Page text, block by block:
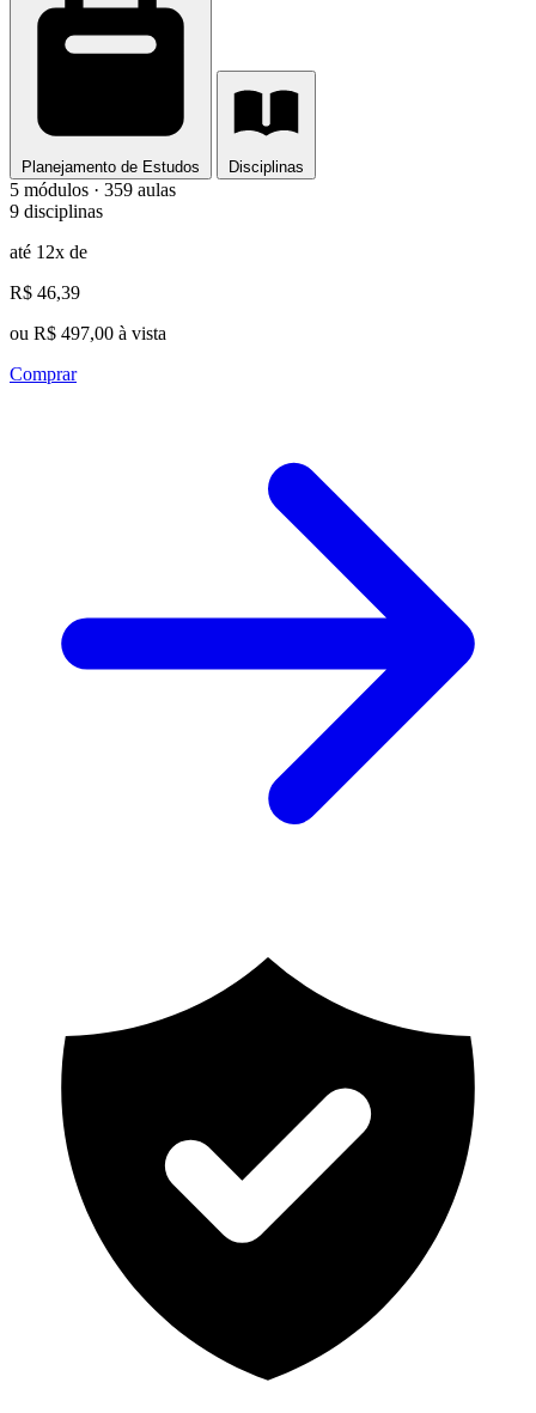
Planejamento de Estudos Disciplinas
5 módulos · 359 aulas
9 disciplinas
até 12x de
R$ 46,39
ou R$ 497,00 à vista
Comprar